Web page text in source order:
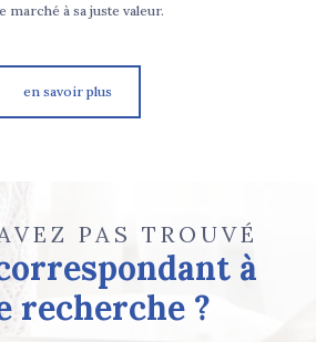
marché à sa juste valeur.
en savoir plus
PAS TROUVÉ
à
recherche ?